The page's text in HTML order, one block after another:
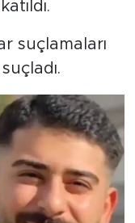
suçlamaları